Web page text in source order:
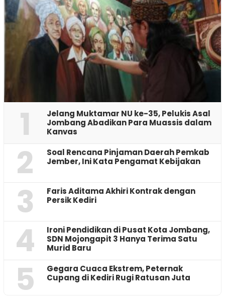
1
Jelang Muktamar NU ke-35, Pelukis Asal
Jombang Abadikan Para Muassis dalam
Kanvas
2
‎Soal Rencana Pinjaman Daerah Pemkab
Jember, Ini Kata Pengamat Kebijakan ‎
3
Faris Aditama Akhiri Kontrak dengan
Persik Kediri
4
Ironi Pendidikan di Pusat Kota Jombang,
SDN Mojongapit 3 Hanya Terima Satu
Murid Baru
5
‎Gegara Cuaca Ekstrem, Peternak
Cupang di Kediri Rugi Ratusan Juta